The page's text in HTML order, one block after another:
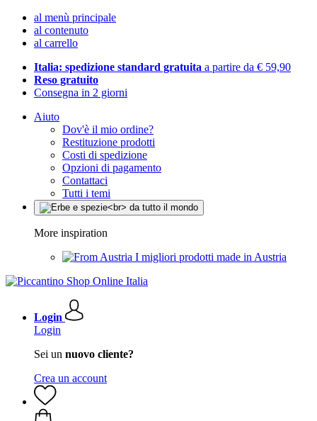
al menù principale
al contenuto
al carrello
Italia: spedizione standard gratuita a partire da € 59,90
Reso gratuito
Consegna in 2 giorni
Aiuto
Dov'è il mio ordine?
Restituzione prodotti
Costi di spedizione
Opzioni di pagamento
Contattaci
Tutti i temi
More inspiration
I migliori prodotti made in Austria
Login
Login
Sei un nuovo cliente?
Crea un account